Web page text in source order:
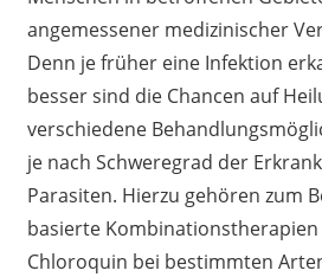
angemessener medizinischer
Denn je früher eine Infektion
besser sind die Chancen auf
verschiedene
je nach Schweregrad der
Parasiten. Hierzu gehören zum
basierte
Chloroquin bei bestimmten